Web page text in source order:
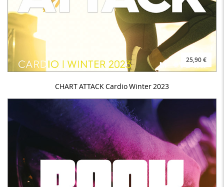
25,90 €
CHART ATTACK Cardio Winter 2023